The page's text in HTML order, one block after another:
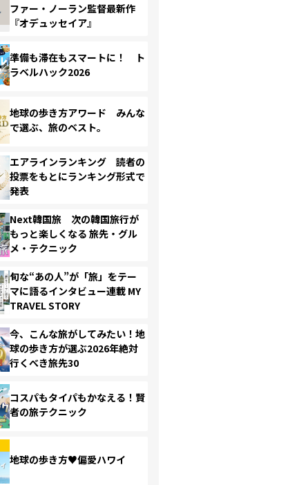
ファー・ノーラン監督最新作
『オデュッセイア』
準備も滞在もスマートに！ ト
ラベルハック2026
地球の歩き方アワード みんな
で選ぶ、旅のベスト。
エアラインランキング 読者の
投票をもとにランキング形式で
発表
Next韓国旅 次の韓国旅行が
もっと楽しくなる 旅先・グル
メ・テクニック
旬な“あの人”が「旅」をテー
マに語るインタビュー連載 MY
TRAVEL STORY
今、こんな旅がしてみたい！地
球の歩き方が選ぶ2026年絶対
行くべき旅先30
コスパもタイパもかなえる！賢
者の旅テクニック
地球の歩き方♥偏愛ハワイ